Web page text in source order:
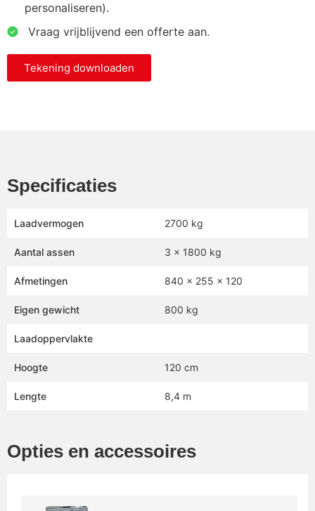
personaliseren).
⁠ ⁠Vraag vrijblijvend een offerte aan.
Tekening downloaden
Specificaties
Laadvermogen 2700 kg
Aantal assen 3 x 1800 kg
Afmetingen 840 x 255 x 120
Eigen gewicht 800 kg
Laadoppervlakte
Hoogte 120 cm
Lengte 8,4 m
Opties en accessoires